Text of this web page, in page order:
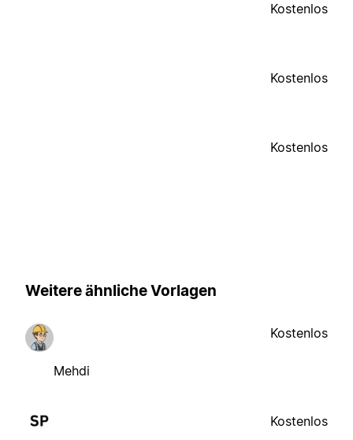
Kostenlos
Kostenlos
Kostenlos
Weitere ähnliche Vorlagen
Mehdi
Kostenlos
Kostenlos